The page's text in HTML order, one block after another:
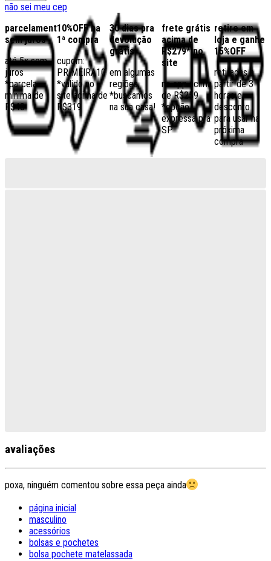
não sei meu cep
parcelamento
sem juros
até 5x sem
juros
*parcela
mínima de
R$40
10%OFF na
1ª compra
cupom:
PRIMEIRA10
*válido no
site acima de
R$319
30 dias pra
devolução
grátis
em algumas
regiões,
*buscamos
na sua casa!
frete grátis
acima de
R$279* no
site
no app acima
de R$259
*opção
expressa pra
SP
retire em
loja e ganhe
15%OFF
retiradas a
partir de 3
horas e
desconto
para usar na
próxima
compra
avaliações
poxa, ninguém comentou sobre essa peça ainda
página inicial
masculino
acessórios
bolsas e pochetes
bolsa pochete matelassada